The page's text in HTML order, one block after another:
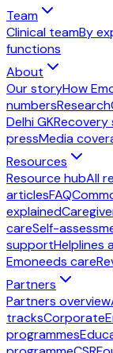
Team
Clinical teamBy
functions
About
Our storyHow
numbersResearch
Delhi GKRecovery
pressMedia
Resources
Resource hubAll
articlesFAQ
explained
careSelf-
supportHelplines
Emoneeds care
Partners
Partners overview
tracksCorporate
programmes